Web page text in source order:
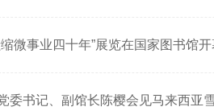
微事业四十年”展览在国家图书馆开
委书记、副馆长陈樱会见马来西亚